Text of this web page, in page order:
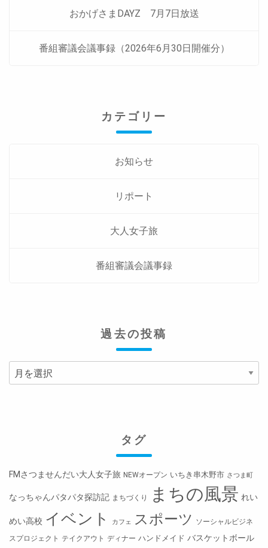
おかげさまDAYZ 7月7日放送
番組審議会議事録（2026年6月30日開催分）
カテゴリー
お知らせ
リポート
大人女子旅
番組審議会議事録
過去の投稿
の
タグ
FMさつませんだい大人女子旅 NEWオープン いちき串木野市 さつま町
なっちゃんパタパタ探訪記 まちづくり まちの風景 れい
めい高校 イベント カフェ スポーツ ソーシャルビジネ
スプロジェクト テイクアウト ディナー ハンドメイド バスケットボール